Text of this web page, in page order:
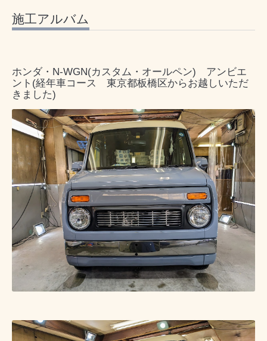
施工アルバム
ホンダ・N-WGN(カスタム・オールペン) アンビエ
ント(経年車コース 東京都板橋区からお越しいただ
きました)